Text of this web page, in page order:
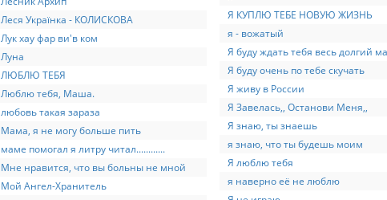
Леся Українка - КОЛИСКОВА
Лук хау фар ви'в ком
Луна
ЛЮБЛЮ ТЕБЯ
Люблю тебя, Маша.
любовь такая зараза
Мама, я не могу больше пить
маме помогал я литру читал............
Мне нравится, что вы больны не мной
Мой Ангел-Хранитель
Я КУПЛЮ ТЕБЕ НОВУЮ ЖИЗНЬ
я - вожатый
Я буду ждать тебя весь долгий
Я буду очень по тебе скучать
Я живу в России
Я Завелась,, Останови Меня,,
Я знаю, ты знаешь
я знаю, что ты будешь моим
Я люблю тебя
я наверно её не люблю